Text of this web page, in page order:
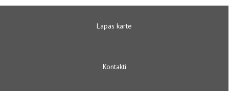
Lapas karte
Kontakti